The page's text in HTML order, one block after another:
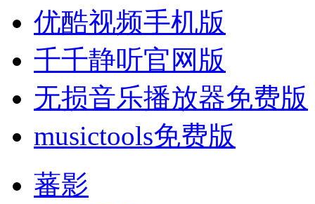
优酷视频手机版
千千静听官网版
无损音乐播放器免费版
musictools免费版
蕃影